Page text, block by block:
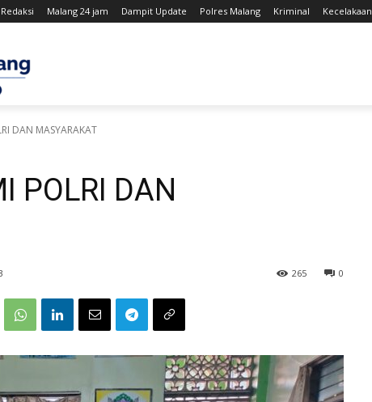
Redaksi Malang 24 jam Dampit Update Polres Malang Kriminal Kecelakaan
DAN MASYARAKAT
POLRI DAN
0
265